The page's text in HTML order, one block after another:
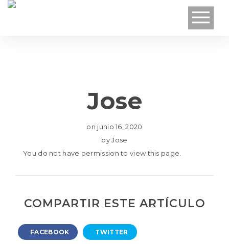
Jose
on junio 16, 2020
byJose
You do not have permission to view this page.
COMPARTIR ESTE ARTÍCULO
FACEBOOK TWITTER